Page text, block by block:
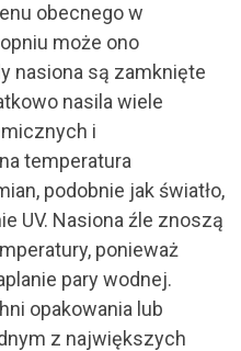
obecnego w
może ono
nasiona są zamknięte
nasila wiele
i
temperatura
podobnie jak światło,
UV. Nasiona źle znoszą
ponieważ
pary wodnej.
opakowania lub
z największych